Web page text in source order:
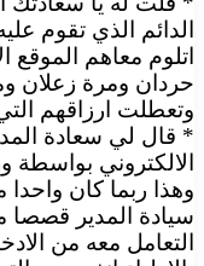
الدائم الذي تقوم
اتلوم معاهم
حردان ومرة زعلان
وتعطلت ارزاقهم
* قال لي سعادة
الالكتروني
وهذا ربما كان
سيادة المدير
التعامل معه من